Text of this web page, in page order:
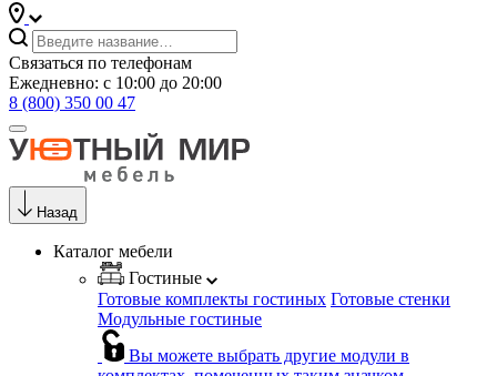
Связаться по телефонам
Ежедневно: с 10:00 до 20:00
8 (800) 350 00 47
Назад
Каталог мебели
Гостиные
Готовые комплекты гостиных Готовые стенки
Модульные гостиные
Вы можете выбрать другие модули в